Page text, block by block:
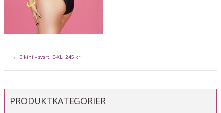
← Bikini – svart, S-XL, 245 kr
PRODUKTKATEGORIER